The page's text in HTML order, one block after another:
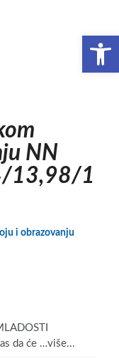
Open toolbar
NN
13,98/1
i obrazovanju
da će …više...